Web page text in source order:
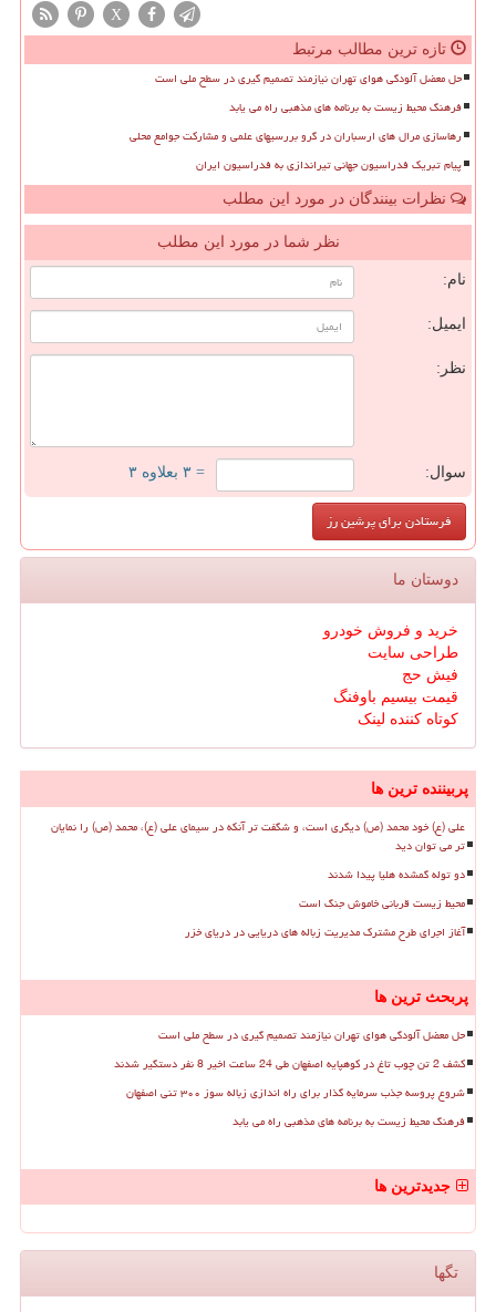
X
تازه ترین مطالب مرتبط
حل معضل آلودگی هوای تهران نیازمند تصمیم گیری در سطح ملی است
فرهنگ محیط زیست به برنامه های مذهبی راه می یابد
رهاسازی مرال های ارسباران در گرو بررسیهای علمی و مشارکت جوامع محلی
پیام تبریک فدراسیون جهانی تیراندازی به فدراسیون ایران
نظرات بینندگان در مورد این مطلب
نظر شما در مورد این مطلب
نام:
ایمیل:
نظر:
سوال: = ۳ بعلاوه ۳
دوستان ما
خرید و فروش خودرو
طراحی سایت
فیش حج
قیمت بیسیم باوفنگ
کوتاه کننده لینک
پربیننده ترین ها
علی (ع) خود محمد (ص) دیگری است، و شگفت تر آنکه در سیمای علی (ع)، محمد (ص) را نمایان
تر می توان دید
دو توله گمشده هلیا پیدا شدند
محیط زیست قربانی خاموش جنگ است
آغاز اجرای طرح مشترک مدیریت زباله های دریایی در دریای خزر
پربحث ترین ها
حل معضل آلودگی هوای تهران نیازمند تصمیم گیری در سطح ملی است
کشف 2 تن چوب تاغ در کوهپایه اصفهان طی 24 ساعت اخیر 8 نفر دستگیر شدند
شروع پروسه جذب سرمایه گذار برای راه اندازی زباله سوز ۳۰۰ تنی اصفهان
فرهنگ محیط زیست به برنامه های مذهبی راه می یابد
جدیدترین ها
تگها